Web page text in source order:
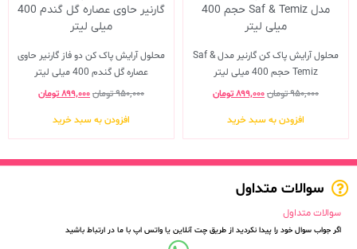
محلول آرایش پاک کن گارنیر مدل Saf &
Temiz حجم 400 میلی لیتر
۹۵۰,۰۰۰تومان۸۹۹,۰۰۰تومان
افزودن به سبد خرید
محلول آرایش پاک کن دو فاز گارنیر حاوی
عصاره گل گندم 400 میلی لیتر
۹۵۰,۰۰۰تومان۸۹۹,۰۰۰تومان
افزودن به سبد خرید
سوالات متداول
سوالات متداول
اگر جواب سوال خود را پیدا نکردید از طریق چت آنلاین یا واتس اپ با ما در ارتباط باشید